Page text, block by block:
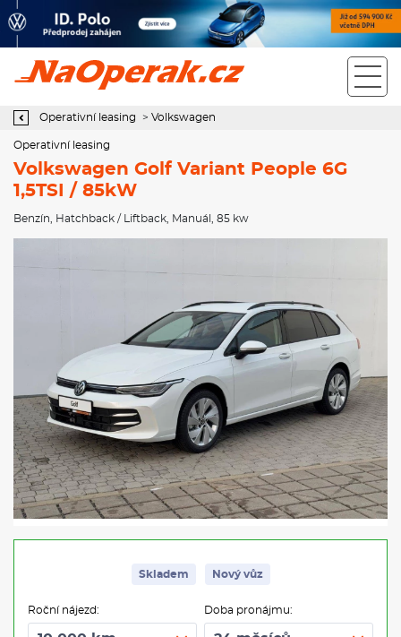
Operativní leasing Volkswagen Golf Variant People 6G 1,5TSI /
Operativní leasing > Volkswagen
Operativní leasing
Volkswagen Golf Variant People 6G
1,5TSI / 85kW
Benzín Hatchback / Liftback Manuál , 85 kw
Skladem Nový vůz
Roční nájezd: Doba pronájmu: